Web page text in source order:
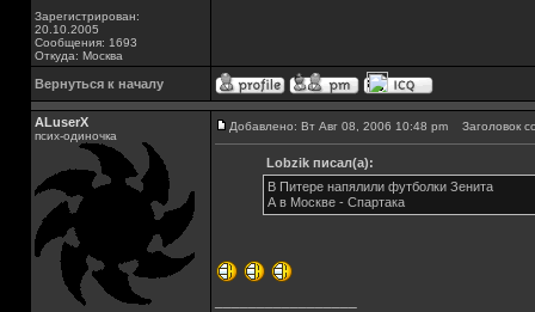
Зарегистрирован:
20.10.2005
Сообщения: 1693
Откуда: Москва
Вернуться к началу
ALuserX
псих-одиночка
Добавлено: Вт Авг 08, 2006 10:48 pm Заголовок
Lobzik писал(а):
В Питере напялили футболки Зенита
А в Москве - Спартака